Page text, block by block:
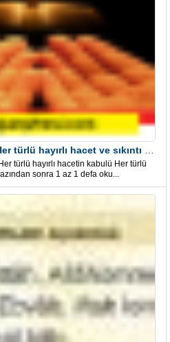
türlü hayırlı hacetin kabulü Her türlü
sonra 1 az 1 defa oku...